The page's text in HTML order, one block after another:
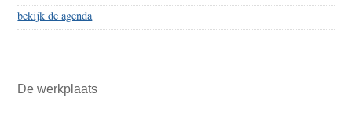
bekijk de agenda
De werkplaats